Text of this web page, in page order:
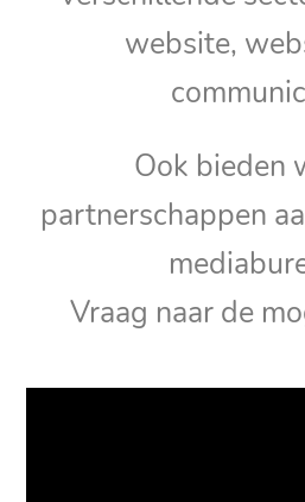
website,
Ook bieden
partnerschappen
Vraag naar de